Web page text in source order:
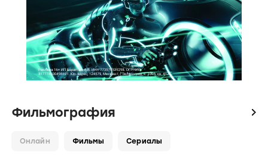
Фильмография icon
Онлайн Фильмы Сериалы